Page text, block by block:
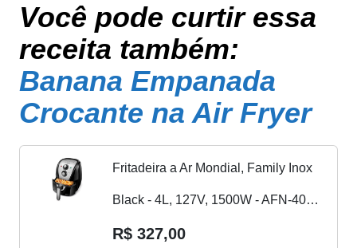
Você pode curtir essa
receita também:
Banana Empanada
Crocante na Air Fryer
Fritadeira a Ar Mondial, Family Inox
Black - 4L, 127V, 1500W - AFN-40-
BI
R$ 327,00